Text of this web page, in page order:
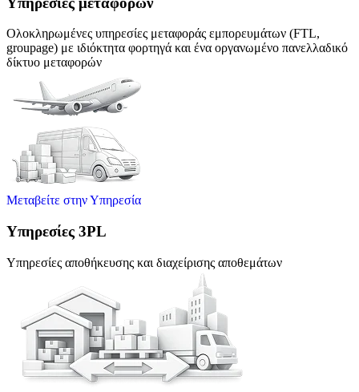
Ολοκληρωμένες υπηρεσίες μεταφοράς εμπορευμάτων (FTL,
groupage) με ιδιόκτητα φορτηγά και ένα οργανωμένο πανελλαδικό
δίκτυο μεταφορών
Μεταβείτε στην Υπηρεσία
Υπηρεσίες 3PL
Υπηρεσίες αποθήκευσης και διαχείρισης αποθεμάτων